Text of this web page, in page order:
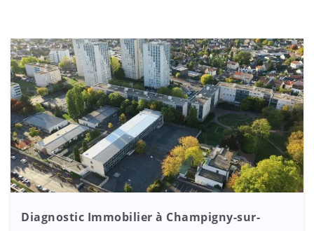
Diagnostic Immobilier à Champigny-sur-